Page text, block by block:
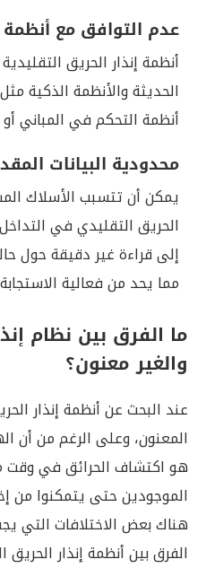
عدم التوافق مع
أنظمة إنذار الحريق
الحديثة والأنظمة الذكية
أنظمة التحكم في المباني
محدودية البيانات
يمكن أن تتسبب الأسلاك
الحريق التقليدي في
إلى قراءة غير دقيقة حول
مما يحد من فعالية
ما الفرق بين نظام
والغير معنون؟
عند البحث عن أنظمة إنذار
المعنون، وعلى الرغم من أن
هو اكتشاف الحرائق في وقت
الموجودين حتى يتمكنوا من
هناك بعض الاختلافات التي
الفرق بين أنظمة إنذار الحريق